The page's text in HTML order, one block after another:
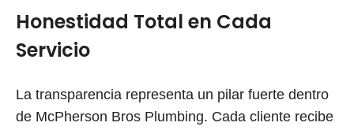
Honestidad Total en Cada
Servicio
La transparencia representa un pilar fuerte dentro
de McPherson Bros Plumbing. Cada cliente recibe